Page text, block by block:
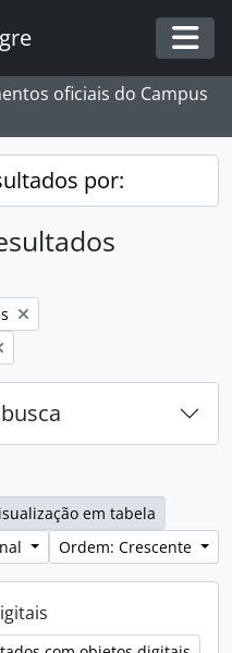
oficiais do Campus
por:
em tabela
Ordem: Crescente